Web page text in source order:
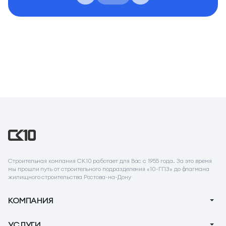
Строительная компания СК10 работает для Вас с 1955 года. За это время
мы прошли путь от строительного подразделения «10-ГПЗ» до флагмана
жилищного строительства Ростова-на-Дону
КОМПАНИЯ
О компании